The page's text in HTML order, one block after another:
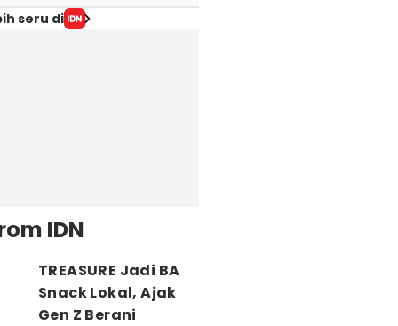
seru di
IDN
TREASURE Jadi BA
Snack Lokal, Ajak
Gen Z Berani